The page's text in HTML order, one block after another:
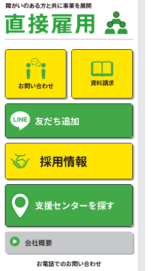
お問い合わせ 資料請求
友だち追加
採用情報
支援センターを探す
会社概要
お電話でのお問い合わせ